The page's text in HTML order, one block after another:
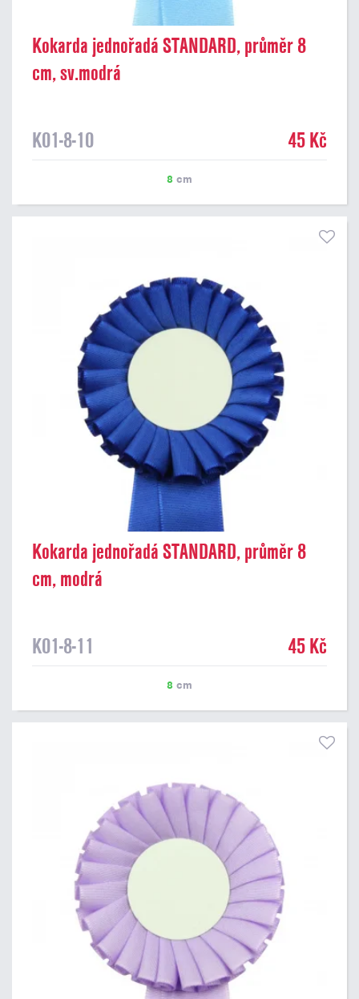
Kokarda jednořadá STANDARD, průměr 8
cm, sv.modrá
K01-8-10 45 Kč
8 cm
Kokarda jednořadá STANDARD, průměr 8
cm, modrá
K01-8-11 45 Kč
8 cm